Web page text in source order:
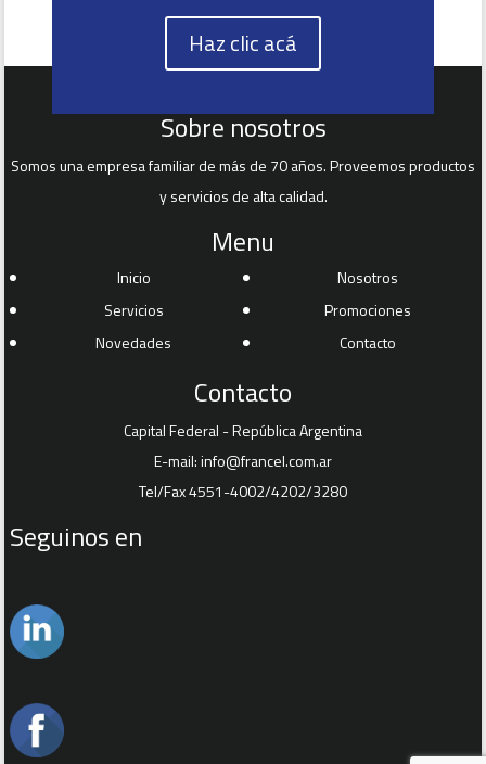
Haz clic acá
Sobre nosotros
Somos una empresa familiar de más de 70 años. Proveemos productos
y servicios de alta calidad.
Menu
Inicio
Nosotros
Servicios
Promociones
Novedades
Contacto
Contacto
Capital Federal - República Argentina
E-mail:info@francel.com.ar
Tel/Fax 4551-4002/4202/3280
Seguinos en